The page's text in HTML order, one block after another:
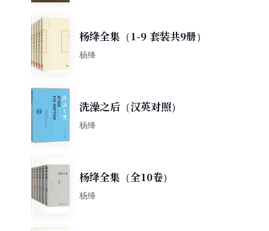
杨绛全集（1-9 套装共9册）
杨绛
洗澡之后（汉英对照）
杨绛
杨绛全集（全10卷）
杨绛